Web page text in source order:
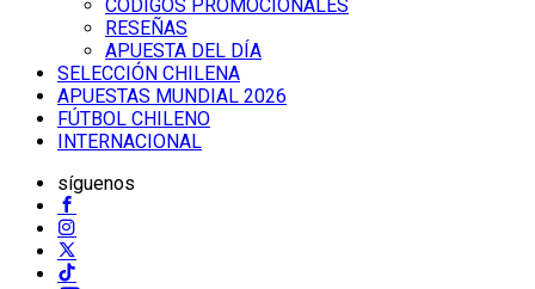
CÓDIGOS PROMOCIONALES
RESEÑAS
APUESTA DEL DÍA
SELECCIÓN CHILENA
APUESTAS MUNDIAL 2026
FÚTBOL CHILENO
INTERNACIONAL
síguenos